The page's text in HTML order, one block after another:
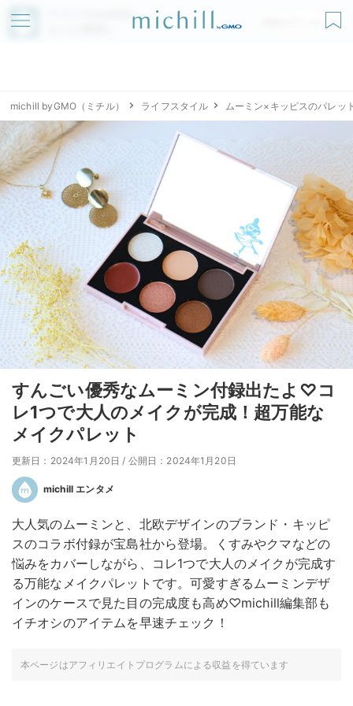
アプリでmichillが
無料ダウンロード
michill byGMO（ミチル） ライフスタイル ムーミン×キッピスのパレッ
すんごい優秀なムーミン付録出たよ♡コ
レ1つで大人のメイクが完成！超万能な
メイクパレット
更新日：2024年1月20日 / 公開日：2024年1月20日
michill エンタメ
大人気のムーミンと、北欧デザインのブランド・キッピ
スのコラボ付録が宝島社から登場。くすみやクマなどの
悩みをカバーしながら、コレ1つで大人のメイクが完成す
る万能なメイクパレットです。可愛すぎるムーミンデザ
インのケースで見た目の完成度も高め♡michill編集部も
イチオシのアイテムを早速チェック！
本ページはアフィリエイトプログラムによる収益を得ています